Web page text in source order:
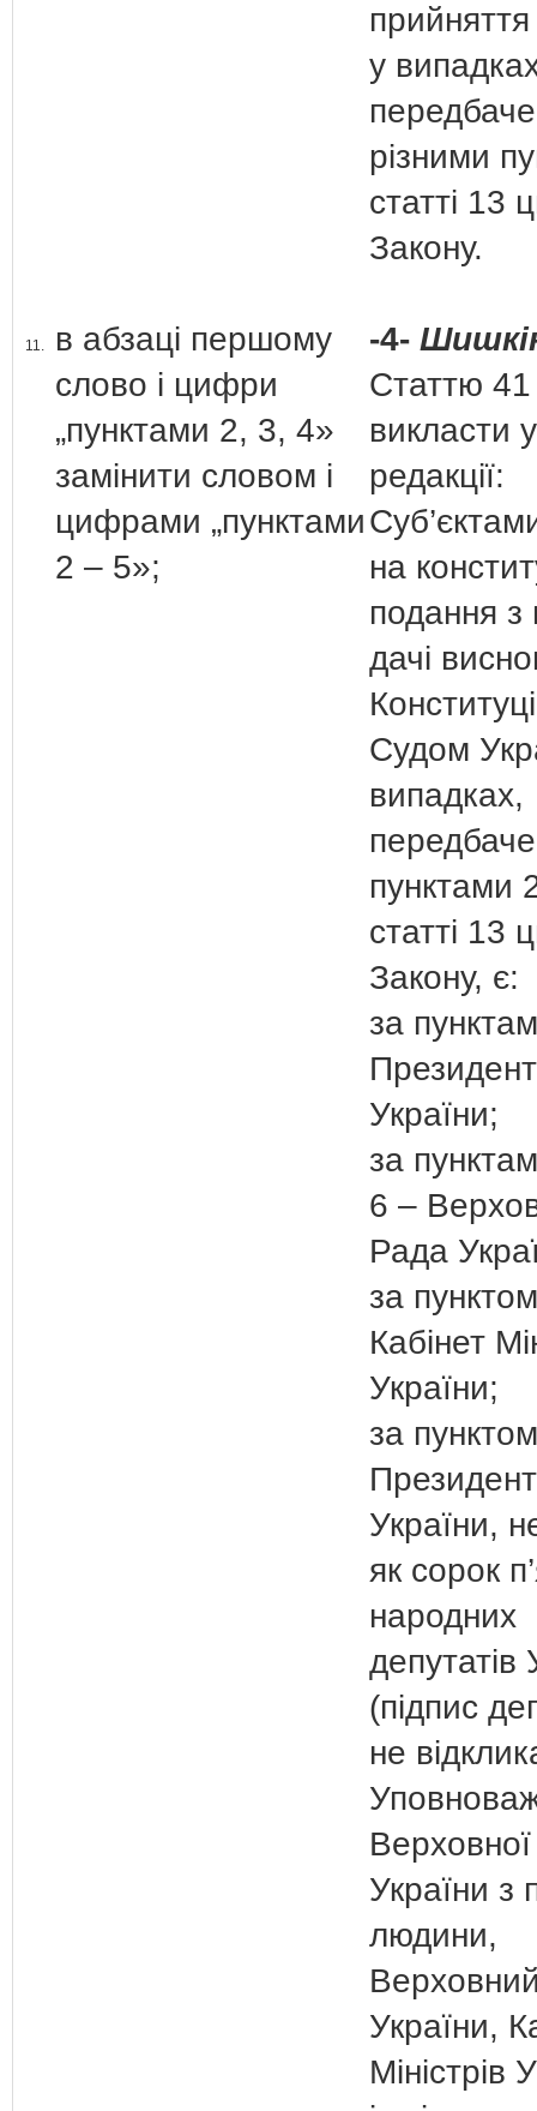
у
різними
статті 13
Закону.
11.
в абзаці першому
слово і цифри
„пунктами 2, 3, 4»
замінити словом і
цифрами „пунктами
2 – 5»;
-4-
Статтю 41
викласти
редакції:
на
подання з
дачі
Судом
випадках,
пунктами
статті 13
Закону, є:
за
Президент
України;
за
6 –
Рада
за
Кабінет
України;
за
Президент
України,
як сорок
народних
депутатів
(підпис
не
України з
людини,
України,
Міністрів